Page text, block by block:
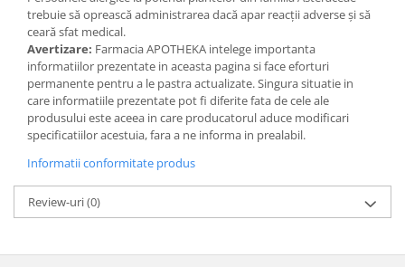
trebuie să oprească administrarea dacă apar reacții adverse și să
ceară sfat medical.
Avertizare: Farmacia APOTHEKA intelege importanta
informatiilor prezentate in aceasta pagina si face eforturi
permanente pentru a le pastra actualizate. Singura situatie in
care informatiile prezentate pot fi diferite fata de cele ale
produsului este aceea in care producatorul aduce modificari
specificatiilor acestuia, fara a ne informa in prealabil.
Informatii conformitate produs
Review-uri(0)